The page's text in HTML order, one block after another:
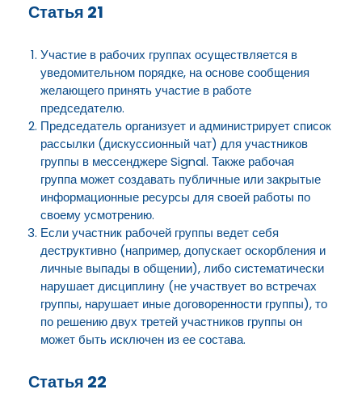
Статья 21
Участие в рабочих группах осуществляется в
уведомительном порядке, на основе сообщения
желающего принять участие в работе
председателю.
Председатель организует и администрирует список
рассылки (дискуссионный чат) для участников
группы в мессенджере Signal. Также рабочая
группа может создавать публичные или закрытые
информационные ресурсы для своей работы по
своему усмотрению.
Если участник рабочей группы ведет себя
деструктивно (например, допускает оскорбления и
личные выпады в общении), либо систематически
нарушает дисциплину (не участвует во встречах
группы, нарушает иные договоренности группы), то
по решению двух третей участников группы он
может быть исключен из ее состава.
Статья 22